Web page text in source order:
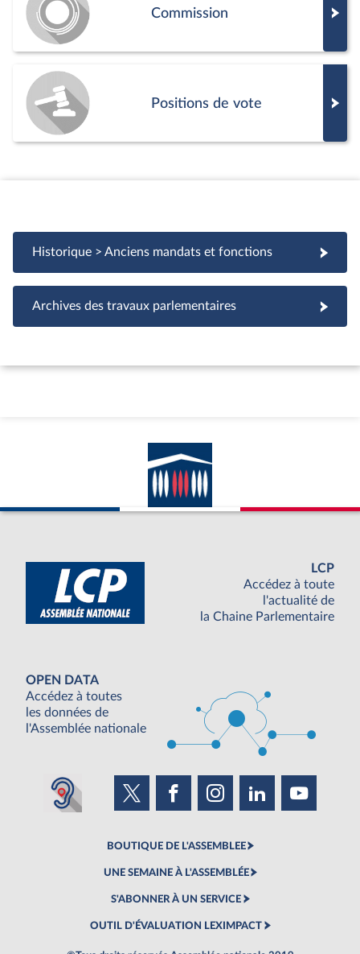
Commission
Positions de vote
Historique > Anciens mandats et fonctions
Archives des travaux parlementaires
LCP
Accédez à toute
l'actualité de
la Chaine Parlementaire
OPEN DATA
Accédez à toutes
les données de
l'Assemblée nationale
BOUTIQUE DE L'ASSEMBLEE
UNE SEMAINE À L'ASSEMBLÉE
S'ABONNER À UN SERVICE
OUTIL D'ÉVALUATION LEXIMPACT